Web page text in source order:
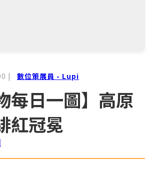
| 數位策展員 - Lupi
每日一圖】高原
紅冠冕